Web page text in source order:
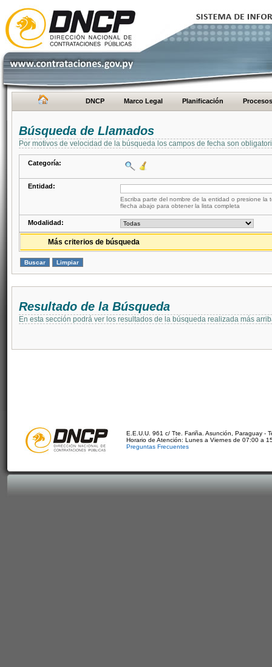
DNCP Marco Legal Planificación Procesos
Búsqueda de Llamados
Por motivos de velocidad de la búsqueda los campos de fecha son
Categoría:
Entidad:
Escriba parte del nombre de la entidad o presione la
flecha abajo para obtener la lista completa
Modalidad:
Más criterios de búsqueda
Resultado de la Búsqueda
En esta sección podrá ver los resultados de la búsqueda realizada más
E.E.U.U. 961 c/ Tte. Fariña. Asunción, Paraguay -
Horario de Atención: Lunes a Viernes de 07:00 a
Preguntas Frecuentes